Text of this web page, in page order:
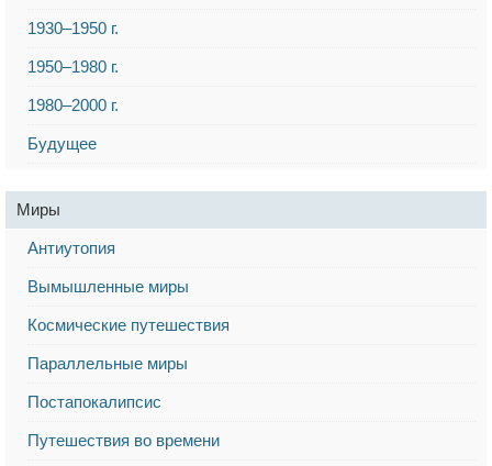
1930–1950 г.
1950–1980 г.
1980–2000 г.
Будущее
Миры
Антиутопия
Вымышленные миры
Космические путешествия
Параллельные миры
Постапокалипсис
Путешествия во времени